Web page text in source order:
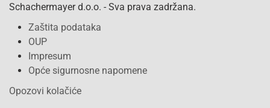
Schachermayer d.o.o. - Sva prava zadržana.
Zaštita podataka
OUP
Impresum
Opće sigurnosne napomene
Opozovi kolačiće